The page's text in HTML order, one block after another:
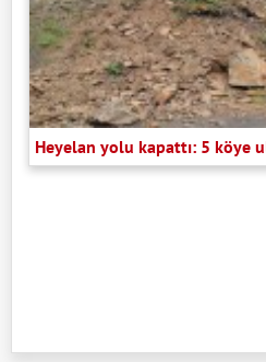
Heyelan yolu kapattı: 5 köye